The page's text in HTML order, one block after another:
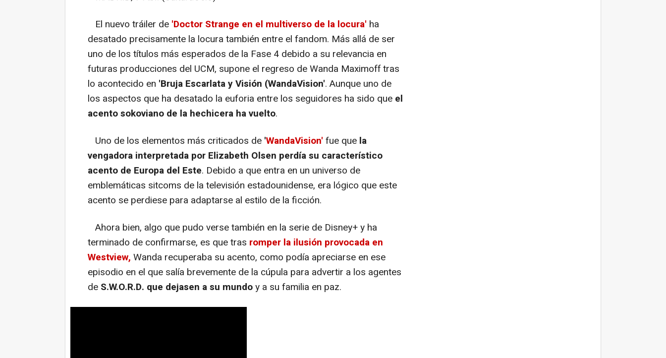
El nuevo tráiler de 'Doctor Strange en el multiverso de la locura' ha
desatado precisamente la locura también entre el fandom. Más allá de ser
uno de los títulos más esperados de la Fase 4 debido a su relevancia en
futuras producciones del UCM, supone el regreso de Wanda Maximoff tras
lo acontecido en 'Bruja Escarlata y Visión (WandaVision'. Aunque uno de
los aspectos que ha desatado la euforia entre los seguidores ha sido que el
acento sokoviano de la hechicera ha vuelto.
Uno de los elementos más criticados de 'WandaVision' fue que la
vengadora interpretada por Elizabeth Olsen perdía su característico
acento de Europa del Este. Debido a que entra en un universo de
emblemáticas sitcoms de la televisión estadounidense, era lógico que este
acento se perdiese para adaptarse al estilo de la ficción.
Ahora bien, algo que pudo verse también en la serie de Disney+ y ha
terminado de confirmarse, es quetras romper la ilusión provocada en
Westview, Wanda recuperaba su acento, como podía apreciarse en ese
episodio en el que salía brevemente de la cúpula para advertir a los agentes
de S.W.O.R.D. que dejasen a su mundoy a su familia en paz.